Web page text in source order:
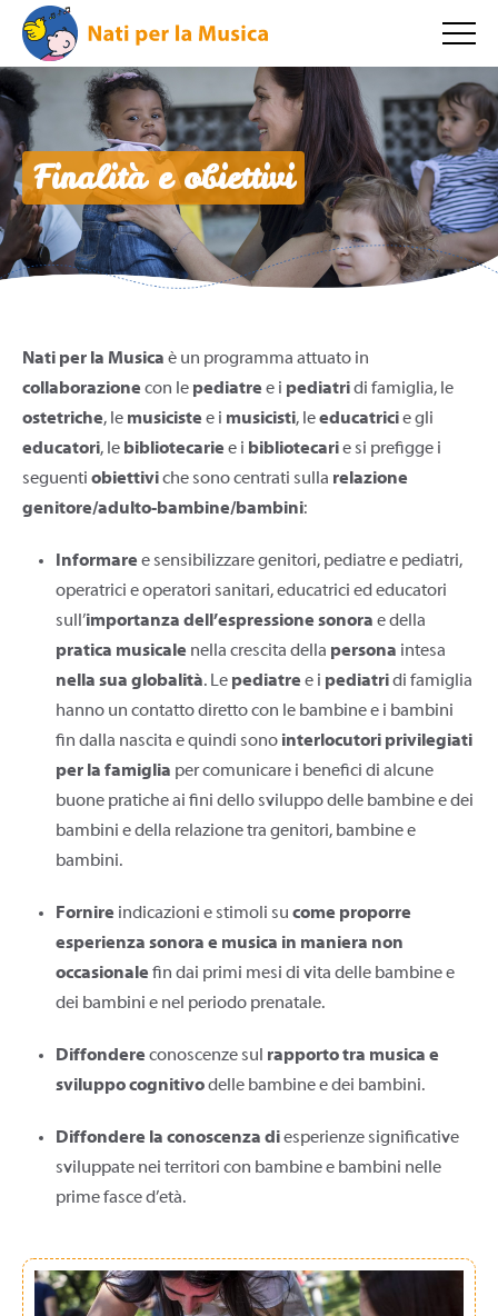
Finalità e obiettivi
Nati per la Musica è un programma attuato in
collaborazione con le pediatre e i pediatridi famiglia, le
ostetriche, le musiciste e i musicisti, leeducatricie gli
educatori, le bibliotecarie e i bibliotecarie si prefigge i
seguenti obiettiviche sono centrati sulla relazione
genitore/adulto-bambine/bambini:
Informare e sensibilizzare genitori, pediatre e pediatri,
operatrici e operatori sanitari, educatrici ed educatori
sull’importanza dell’espressione sonora e della
pratica musicale nella crescita della persona intesa
nella sua globalità. Le pediatre e i pediatridi famiglia
hanno un contatto diretto con le bambine e i bambini
fin dalla nascita e quindi sono interlocutori privilegiati
per la famiglia per comunicare i benefici di alcune
buone pratiche ai fini dello sviluppo delle bambine e dei
bambini e della relazione tra genitori, bambine e
bambini.
Fornire indicazioni e stimoli su come proporre
esperienza sonora e musica in maniera non
occasionale fin dai primi mesi di vita delle bambine e
dei bambini e nel periodo prenatale.
Diffondere conoscenze sul rapporto tra musica e
sviluppo cognitivodelle bambine e dei bambini.
Diffondere la conoscenza diesperienze significative
sviluppate nei territori con bambine e bambini nelle
prime fasce d’età.